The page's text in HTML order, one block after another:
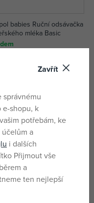
babies Ruční odsávačka
mléka Basic
Zavřít
správnému
shopu, k
potřebám, ke
a
i dalších
Přijmout vše
a
ten nejlepší